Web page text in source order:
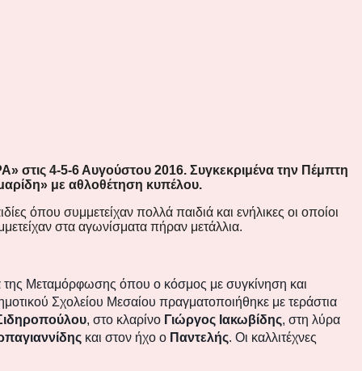
στις 4-5-6 Αυγούστου 2016. Συγκεκριμένα την Πέμπτη
με αθλοθέτηση κυπέλου.
όπου συμμετείχαν πολλά παιδιά και ενήλικες οι οποίοι
στα αγωνίσματα πήραν μετάλλια.
της Μεταμόρφωσης όπου ο κόσμος με συγκίνηση και
Σχολείου Μεσαίου πραγματοποιήθηκε με τεράστια
, στο κλαρίνο Γιώργος Ιακωβίδης, στη λύρα
και στον ήχο ο Παντελής. Οι καλλιτέχνες